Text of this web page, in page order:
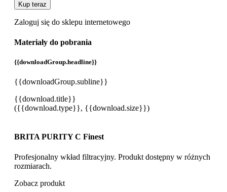
Kup teraz
Zaloguj się do sklepu internetowego
Materiały do pobrania
{{downloadGroup.headline}}
{{downloadGroup.subline}}
{{download.title}}
({{download.type}}, {{download.size}})
BRITA PURITY C Finest
Profesjonalny wkład filtracyjny. Produkt dostępny w różnych
rozmiarach.
Zobacz produkt